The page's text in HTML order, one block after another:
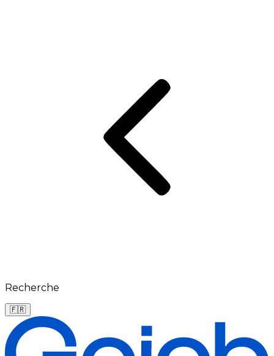
Recherche
🇫🇷